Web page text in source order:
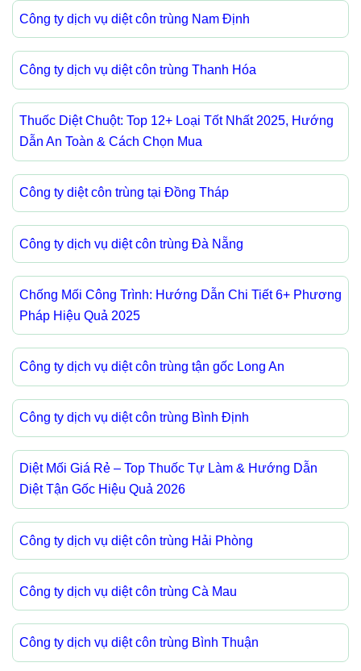
Công ty dịch vụ diệt côn trùng Nam Định
Công ty dịch vụ diệt côn trùng Thanh Hóa
Thuốc Diệt Chuột: Top 12+ Loại Tốt Nhất 2025, Hướng
Dẫn An Toàn & Cách Chọn Mua
Công ty diệt côn trùng tại Đồng Tháp
Công ty dịch vụ diệt côn trùng Đà Nẵng
Chống Mối Công Trình: Hướng Dẫn Chi Tiết 6+ Phương
Pháp Hiệu Quả 2025
Công ty dịch vụ diệt côn trùng tận gốc Long An
Công ty dịch vụ diệt côn trùng Bình Định
Diệt Mối Giá Rẻ – Top Thuốc Tự Làm & Hướng Dẫn
Diệt Tận Gốc Hiệu Quả 2026
Công ty dịch vụ diệt côn trùng Hải Phòng
Công ty dịch vụ diệt côn trùng Cà Mau
Công ty dịch vụ diệt côn trùng Bình Thuận